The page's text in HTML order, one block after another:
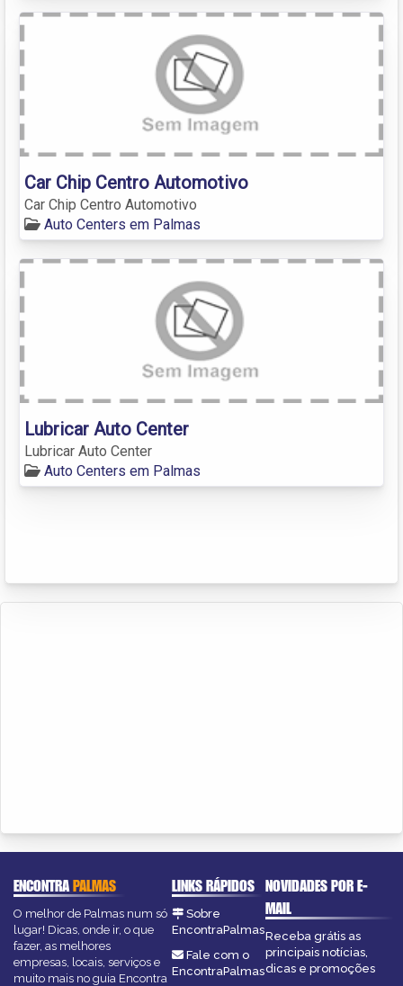
Car Chip Centro Automotivo
Car Chip Centro Automotivo
Auto Centers em Palmas
Lubricar Auto Center
Lubricar Auto Center
Auto Centers em Palmas
ENCONTRAPALMAS
O melhor de Palmas num só
lugar! Dicas, onde ir, o que
fazer, as melhores
empresas, locais, serviços e
muito mais no guia Encontra
LINKS RÁPIDOS
Sobre
EncontraPalmas
Fale com o
EncontraPalmas
NOVIDADES POR E-
MAIL
Receba grátis as
principais notícias,
dicas e promoções